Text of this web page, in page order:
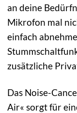
an deine
Mikrofon mal
einfach
zusätzliche
Das Noise-
Air« sorgt für